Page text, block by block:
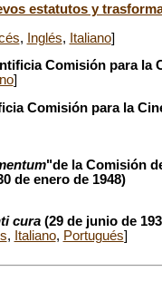
estatutos y
, Inglés, Italiano]
Comisión para la
]
Comisión para la
"de la Comisión
de enero de 1948)
cura(29 de junio de
, Italiano, Portugués]